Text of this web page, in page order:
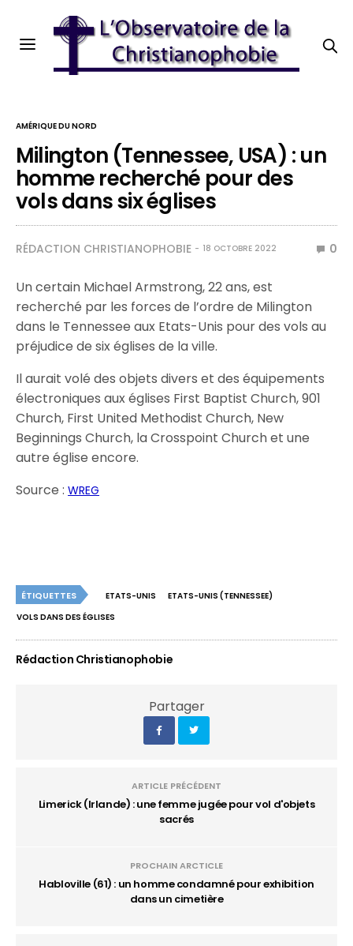
AMÉRIQUE DU NORD
Milington (Tennessee, USA) : un
homme recherché pour des
vols dans six églises
RÉDACTION CHRISTIANOPHOBIE 18 OCTOBRE 2022 0
Un certain Michael Armstrong, 22 ans, est
recherché par les forces de l’ordre de Milington
dans le Tennessee aux Etats-Unis pour des vols au
préjudice de six églises de la ville.
Il aurait volé des objets divers et des équipements
électroniques aux églises First Baptist Church, 901
Church, First United Methodist Church, New
Beginnings Church, la Crosspoint Church et une
autre église encore.
Source :WREG
ÉTIQUETTES ETATS-UNIS
ETATS-UNIS (TENNESSEE)
VOLS DANS DES ÉGLISES
Rédaction Christianophobie
Partager
ARTICLE PRÉCÉDENT
Limerick (Irlande) : une femme jugée pour vol d'objets
sacrés
PROCHAIN ARCTICLE
Habloville (61) : un homme condamné pour exhibition
dans un cimetière